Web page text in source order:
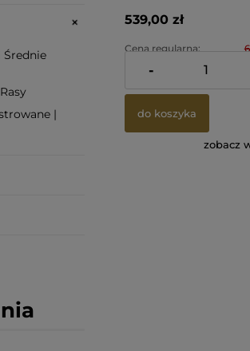
Średnie
|
Prime
539,00 zł
Cena regularna:
Najniższa cena:
-
do koszyka
zobacz